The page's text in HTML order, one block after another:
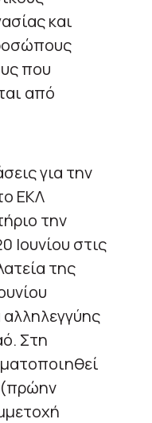
και
που
από
για την
ΕΚΛ
την
Ιουνίου στις
της
αλληλεγγύης
Στη